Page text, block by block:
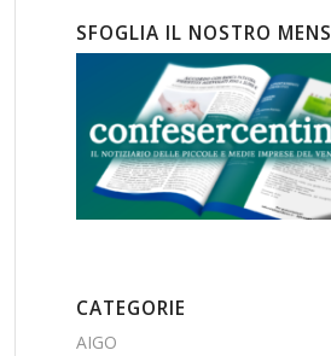
SFOGLIA IL NOSTRO
CATEGORIE
AIGO